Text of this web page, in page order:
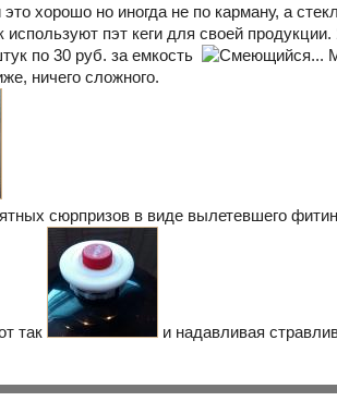
хорошо но иногда не по карману, а
пэт кеги для своей
по 30 руб. за емкость
...
ничего сложного.
сюрпризов в виде вылетевшего
так и надавливая